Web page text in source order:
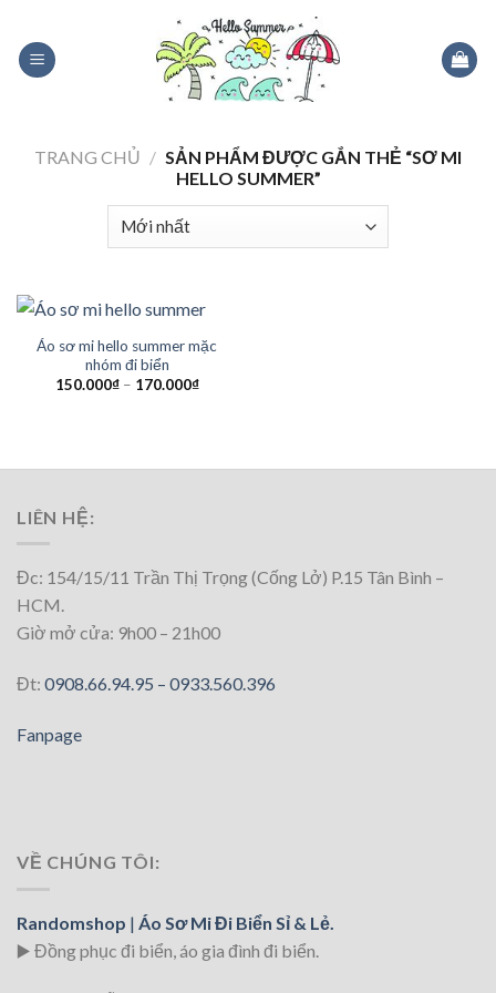
content
TRANG CHỦ / SẢN PHẨM ĐƯỢC GẮN THẺ “SƠ MI
HELLO SUMMER”
Áo sơ mi hello summer mặc
nhóm đi biển
150.000₫– 170.000₫
LIÊN HỆ:
Đc: 154/15/11 Trần Thị Trọng (Cống Lở) P.15 Tân Bình –
HCM.
Giờ mở cửa: 9h00 – 21h00
Đt: 0908.66.94.95 – 0933.560.396
Fanpage
VỀ CHÚNG TÔI:
Randomshop | Áo Sơ Mi Đi Biển Sỉ & Lẻ.
▶️ Đồng phục đi biển, áo gia đình đi biển.